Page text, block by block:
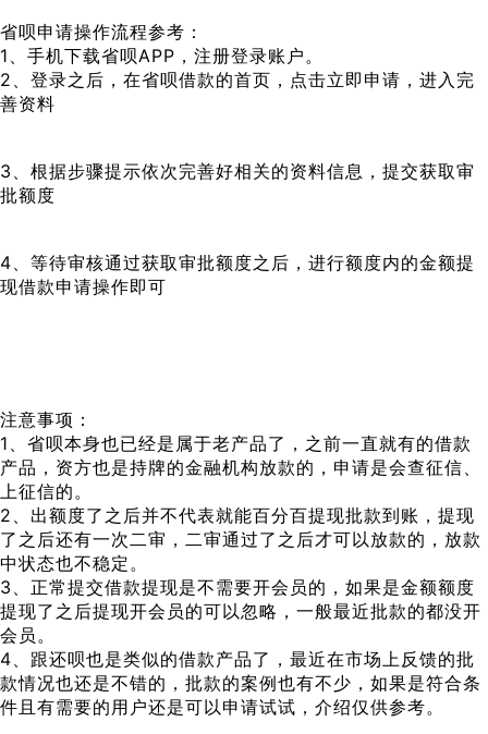
省呗申请操作流程参考：
1、手机下载省呗APP，注册登录账户。
2、登录之后，在省呗借款的首页，点击立即申请，进入完
善资料
3、根据步骤提示依次完善好相关的资料信息，提交获取审
批额度
4、等待审核通过获取审批额度之后，进行额度内的金额提
现借款申请操作即可
注意事项：
1、省呗本身也已经是属于老产品了，之前一直就有的借款
产品，资方也是持牌的金融机构放款的，申请是会查征信、
上征信的。
2、出额度了之后并不代表就能百分百提现批款到账，提现
了之后还有一次二审，二审通过了之后才可以放款的，放款
中状态也不稳定。
3、正常提交借款提现是不需要开会员的，如果是金额额度
提现了之后提现开会员的可以忽略，一般最近批款的都没开
会员。
4、跟还呗也是类似的借款产品了，最近在市场上反馈的批
款情况也还是不错的，批款的案例也有不少，如果是符合条
件且有需要的用户还是可以申请试试，介绍仅供参考。